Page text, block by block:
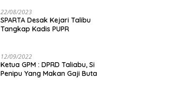
22/08/2023
SPARTA Desak Kejari Talibu
Tangkap Kadis PUPR
12/09/2022
Ketua GPM : DPRD Taliabu, Si
Penipu Yang Makan Gaji Buta